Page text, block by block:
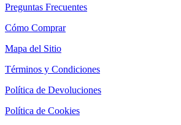
Preguntas Frecuentes
Cómo Comprar
Mapa del Sitio
Términos y Condiciones
Política de Devoluciones
Política de Cookies